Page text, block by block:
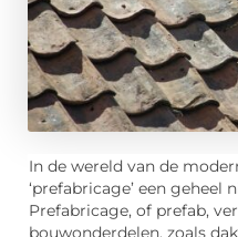
In de wereld van de
‘prefabricage’ een geheel
Prefabricage, of prefab,
bouwonderdelen, zoals